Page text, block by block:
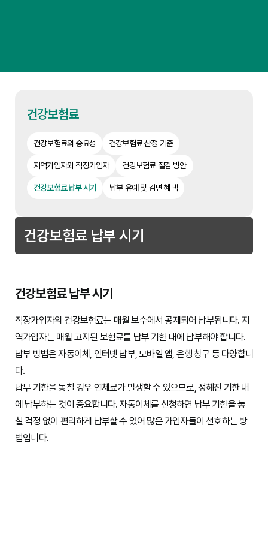
건강보험료
건강보험료의 중요성 건강보험료 산정 기준
지역가입자와 직장가입자 건강보험료 절감 방안
건강보험료 납부 시기 납부 유예 및 감면 혜택
건강보험료 납부 시기
건강보험료 납부 시기
직장가입자의 건강보험료는 매월 보수에서 공제되어 납부됩니다. 지
역가입자는 매월 고지된 보험료를 납부 기한 내에 납부해야 합니다.
납부 방법은 자동이체, 인터넷 납부, 모바일 앱, 은행 창구 등 다양합니
다.
납부 기한을 놓칠 경우 연체료가 발생할 수 있으므로, 정해진 기한 내
에 납부하는 것이 중요합니다. 자동이체를 신청하면 납부 기한을 놓
칠 걱정 없이 편리하게 납부할 수 있어 많은 가입자들이 선호하는 방
법입니다.